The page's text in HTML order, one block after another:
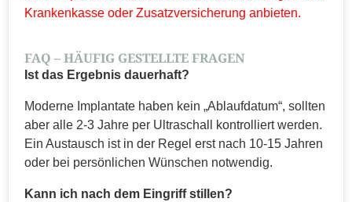
Krankenkasse oder Zusatzversicherung anbieten.
FAQ – HÄUFIG GESTELLTE FRAGEN
Ist das Ergebnis dauerhaft?
Moderne Implantate haben kein „Ablaufdatum“, sollten
aber alle 2-3 Jahre per Ultraschall kontrolliert werden.
Ein Austausch ist in der Regel erst nach 10-15 Jahren
oder bei persönlichen Wünschen notwendig.
Kann ich nach dem Eingriff stillen?